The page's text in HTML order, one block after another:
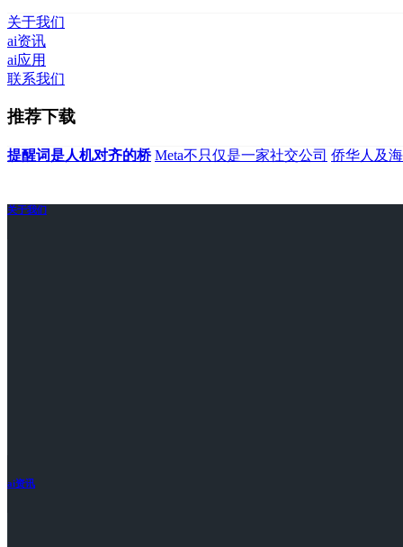
关于我们
ai资讯
ai应用
联系我们
推荐下载
提醒词是人机对齐的桥 Meta不只仅是一家社交公司 侨华人及
关于我们
ai资讯